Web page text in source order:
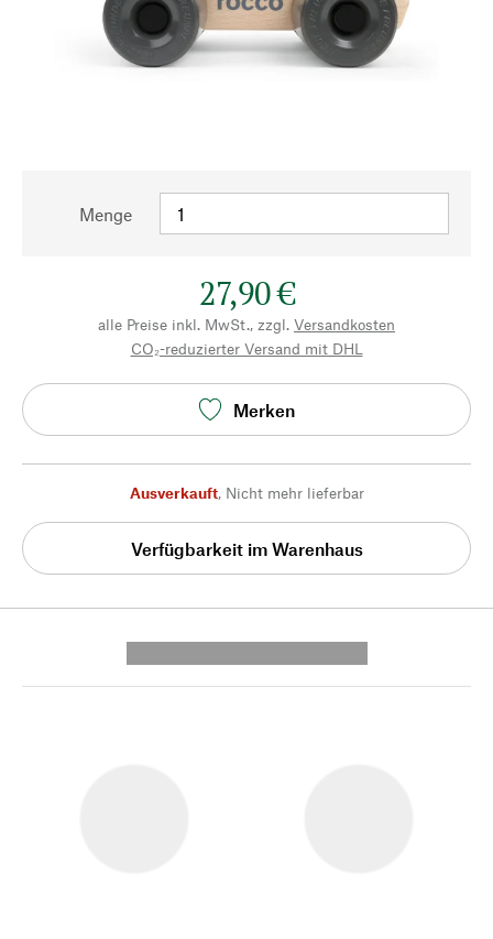
Menge
27,90 €
alle Preise inkl. MwSt., zzgl. Versandkosten
CO₂-reduzierter Versand mit DHL
Merken
Ausverkauft, Nicht mehr lieferbar
Verfügbarkeit im Warenhaus